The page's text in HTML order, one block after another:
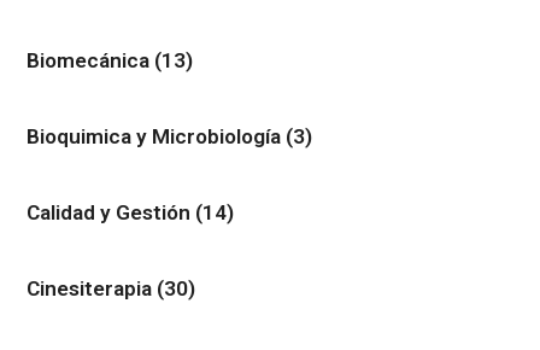
Biomecánica (13)
Bioquimica y Microbiología (3)
Calidad y Gestión (14)
Cinesiterapia (30)